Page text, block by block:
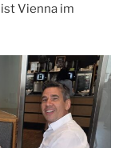
Vienna im